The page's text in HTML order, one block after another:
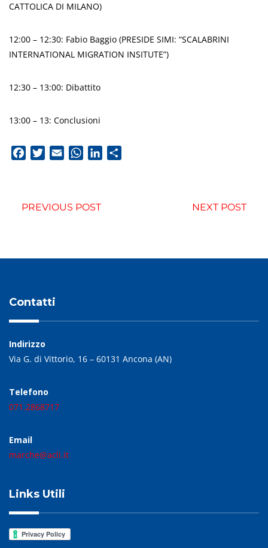
CATTOLICA DI MILANO)
12:00 – 12:30: Fabio Baggio (PRESIDE SIMI: “SCALABRINI
INTERNATIONAL MIGRATION INSITUTE”)
12:30 – 13:00: Dibattito
13:00 – 13: Conclusioni
FacebookTwitterEmail WhatsApp
LinkedIn
PREVIOUS POST NEXT POST
Contatti
Indirizzo
Via G. di Vittorio, 16 – 60131 Ancona (AN)
Telefono
071.2868717
Email
marche@acli.it
Links Utili